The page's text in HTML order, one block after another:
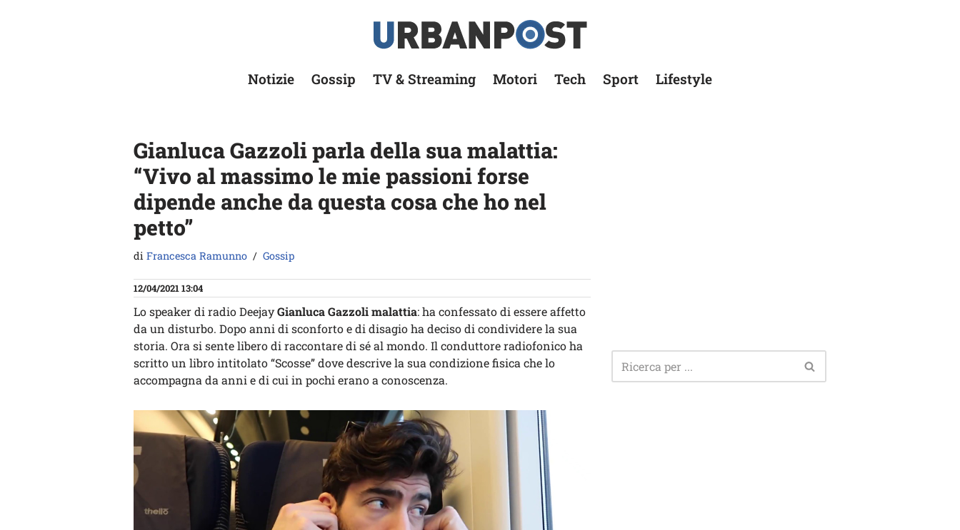
Notizie Gossip TV & Streaming Motori Tech Sport Lifestyle
Gianluca Gazzoli parla della sua malattia:
“Vivo al massimo le mie passioni forse
dipende anche da questa cosa che ho nel
petto”
di Francesca Ramunno Gossip
12/04/2021 13:04
Lo speaker di radio DeejayGianluca Gazzoli malattia: ha confessato di essere affetto
da un disturbo. Dopo anni di sconforto e di disagio ha deciso di condividere la sua
storia. Ora si sente libero di raccontare di sé al mondo. Il conduttore radiofonico ha
scritto un libro intitolato “Scosse” dove descrive la sua condizione fisica che lo
accompagna da anni e di cui in pochi erano a conoscenza.